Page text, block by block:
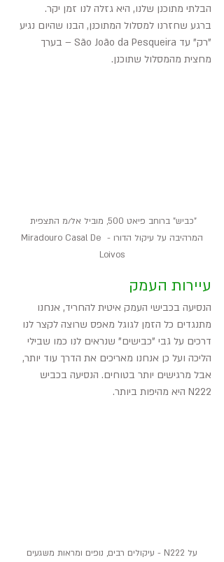
הבלתי מתוכנן שלנו, היא גזלה לנו זמן יקר.
ברגע שחזרנו למסלול המתוכנן, הבנו שהיום נגיע
"רק" עד São João da Pesqueira – בערך
מחצית מהמסלול שתוכנן.
"כביש" ברוחב פיאט 500, מוביל אל/מ התצפית
המרהיבה על עיקול הדורו - Miradouro Casal De
Loivos
עיירות העמק
הנסיעה בכבישי העמק איטית להחריד, אנחנו
מתנגדים כל הזמן לגוגל מאפס שרוצה לקצר לנו
דרכים על גבי "כבישים" שנראים לנו כמו שבילי
הליכה ועל כן אנחנו מאריכים את הדרך עוד יותר,
אבל מרגישים יותר בטוחים. הנסיעה בכביש
N222 היא מהיפות ביותר.
על N222 - עיקולים רבים, נופים ומראות משגעים